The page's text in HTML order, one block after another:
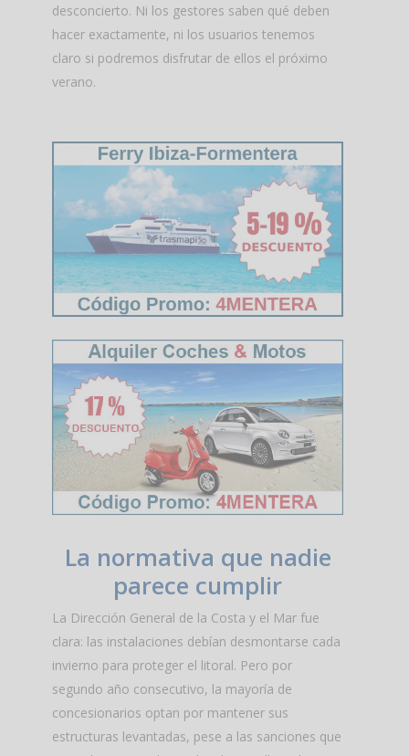
desconcierto. Ni los gestores saben qué deben
hacer exactamente, ni los usuarios tenemos
claro si podremos disfrutar de ellos el próximo
verano.
La normativa que nadie
parece cumplir
La Dirección General de la Costa y el Mar fue
clara: las instalaciones debían desmontarse cada
invierno para proteger el litoral. Pero por
segundo año consecutivo, la mayoría de
concesionarios optan por mantener sus
estructuras levantadas, pese a las sanciones que